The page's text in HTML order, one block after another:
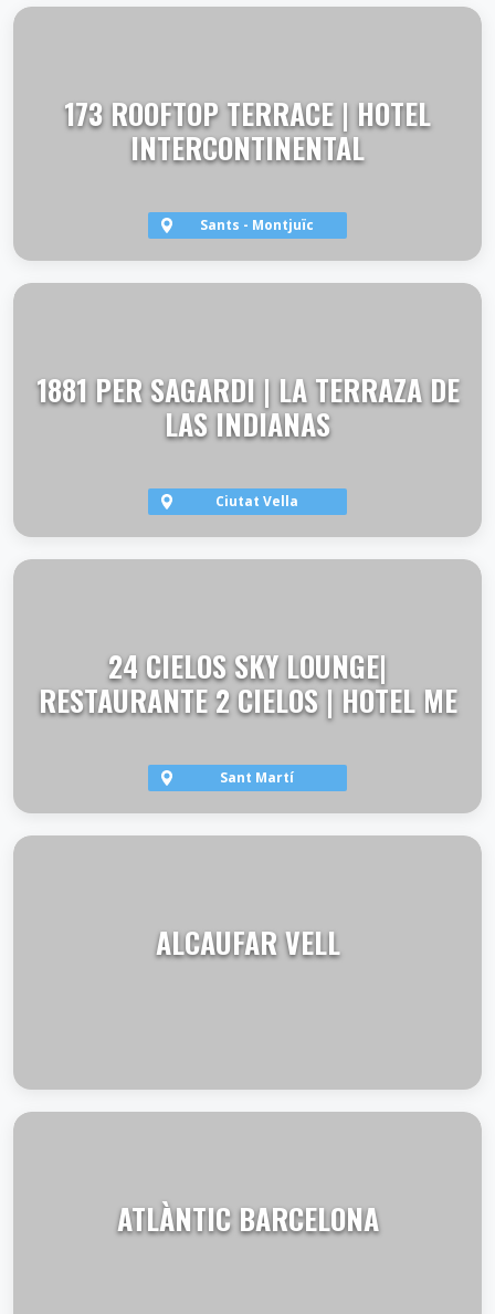
173 ROOFTOP TERRACE | HOTEL
INTERCONTINENTAL
Sants - Montjuïc
1881 PER SAGARDI | LA TERRAZA DE
LAS INDIANAS
Ciutat Vella
24 CIELOS SKY LOUNGE|
RESTAURANTE 2 CIELOS | HOTEL ME
Sant Martí
ALCAUFAR VELL
ATLÀNTIC BARCELONA